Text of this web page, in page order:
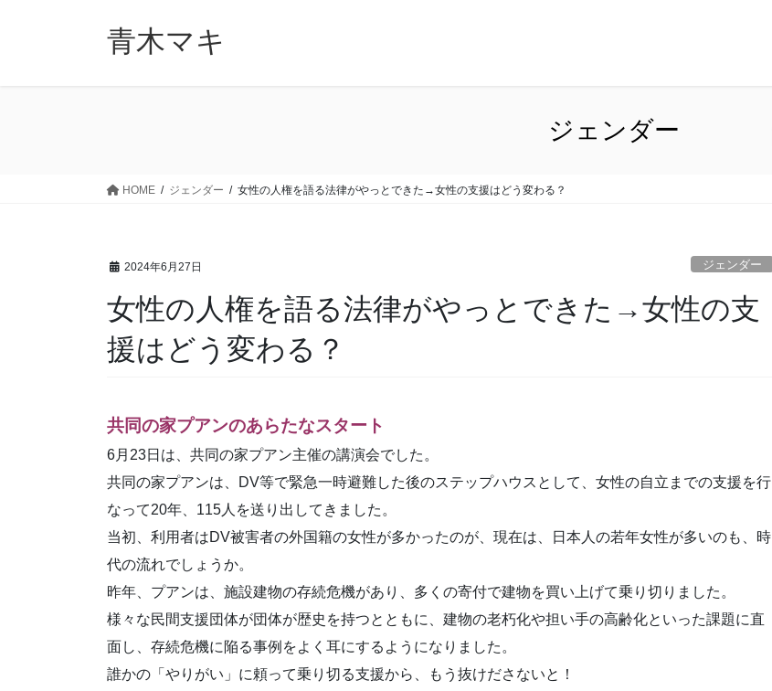
青木マキ
ジェンダー
HOME ジェンダー 女性の人権を語る法律がやっとできた→女性の支援はどう変わる？
2024年6月27日 ジェンダー
女性の人権を語る法律がやっとできた→女性の支
援はどう変わる？
共同の家プアンのあらたなスタート
6月23日は、共同の家プアン主催の講演会でした。
共同の家プアンは、DV等で緊急一時避難した後のステップハウスとして、女性の自立までの支援を行
なって20年、115人を送り出してきました。
当初、利用者はDV被害者の外国籍の女性が多かったのが、現在は、日本人の若年女性が多いのも、時
代の流れでしょうか。
昨年、プアンは、施設建物の存続危機があり、多くの寄付で建物を買い上げて乗り切りました。
様々な民間支援団体が団体が歴史を持つとともに、建物の老朽化や担い手の高齢化といった課題に直
面し、存続危機に陥る事例をよく耳にするようになりました。
誰かの「やりがい」に頼って乗り切る支援から、もう抜けださないと！